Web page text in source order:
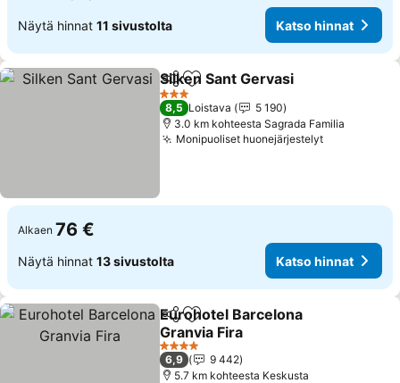
Näytä hinnat 11 sivustolta Katso hinnat
Jaa Lisää suosikkeihin
Silken Sant Gervasi
3 Tähtiluokitus
8,5 Loistava
5 190
3.0 km kohteesta Sagrada Familia
Monipuoliset huonejärjestelyt
Alkaen 76 €
Näytä hinnat 13 sivustolta Katso hinnat
Jaa Lisää suosikkeihin
Eurohotel Barcelona
Granvia Fira
4 Tähtiluokitus
6,9
9 442
5.7 km kohteesta Keskusta